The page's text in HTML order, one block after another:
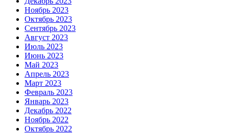
Ноябрь 2023
Октябрь 2023
Сентябрь 2023
Август 2023
Июль 2023
Июнь 2023
Май 2023
Апрель 2023
Март 2023
Февраль 2023
Январь 2023
Декабрь 2022
Ноябрь 2022
Октябрь 2022